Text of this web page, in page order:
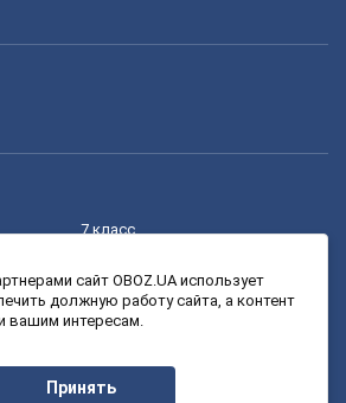
7 класс
9 класс
сайт OBOZ.UA использует
должную работу сайта, а контент
вашим интересам.
Принять